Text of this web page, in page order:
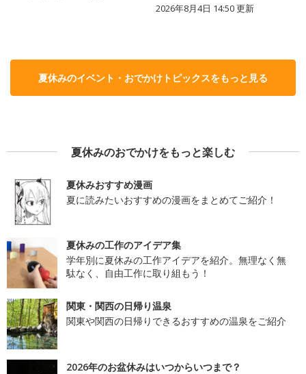
2026年8月4日 14:50更新
夏休みのイベント・おでかけトピックスをもっと見る
夏休みのおでかけをもっと楽しむ
夏休みおすすめ漫画
夏に読みたいおすすめの漫画をまとめてご紹介！
夏休みの工作のアイデア集
学年別に夏休みの工作アイデアを紹介。無理なく無
駄なく、自由工作に取り組もう！
関東・関西の日帰り温泉
関東や関西の日帰りできるおすすめの温泉をご紹介
2026年のお盆休みはいつからいつまで？